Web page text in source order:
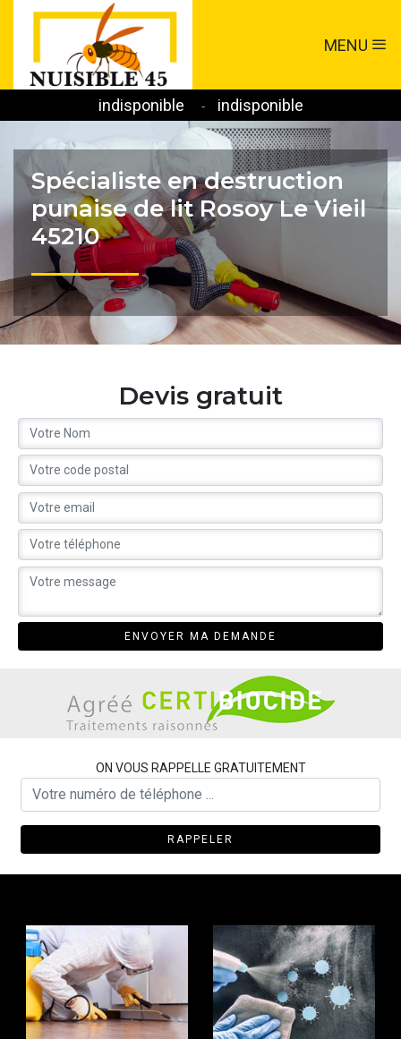
MENU
indisponible - indisponible
Spécialiste en destruction
punaise de lit Rosoy Le Vieil
45210
Devis gratuit
ON VOUS RAPPELLE GRATUITEMENT